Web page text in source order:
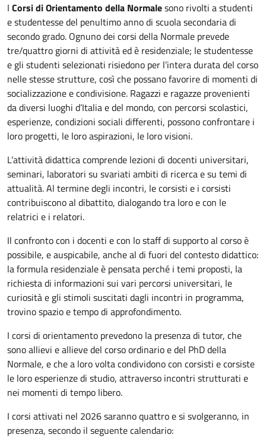
I Corsi di Orientamento della Normalesono rivolti a studenti
e studentesse del penultimo anno di scuola secondaria di
secondo grado. Ognuno dei corsi della Normale prevede
tre/quattro giorni di attività ed è residenziale; le studentesse
e gli studenti selezionati risiedono per l’intera durata del corso
nelle stesse strutture, così che possano favorire di momenti di
socializzazione e condivisione. Ragazzi e ragazze provenienti
da diversi luoghi d’Italia e del mondo, con percorsi scolastici,
esperienze, condizioni sociali differenti, possono confrontare i
loro progetti, le loro aspirazioni, le loro visioni.
L’attività didattica comprende lezioni di docenti universitari,
seminari, laboratori su svariati ambiti di ricerca e su temi di
attualità. Al termine degli incontri, le corsisti e i corsisti
contribuiscono al dibattito, dialogando tra loro e con le
relatrici e i relatori.
Il confronto con i docenti e con lo staff di supporto al corso è
possibile, e auspicabile, anche al di fuori del contesto didattico:
la formula residenziale è pensata perché i temi proposti, la
richiesta di informazioni sui vari percorsi universitari, le
curiosità e gli stimoli suscitati dagli incontri in programma,
trovino spazio e tempo di approfondimento.
I corsi di orientamento prevedono la presenza di tutor, che
sono allievi e allieve del corso ordinario e del PhD della
Normale, e che a loro volta condividono con corsisti e corsiste
le loro esperienze di studio, attraverso incontri strutturati e
nei momenti di tempo libero.
I corsi attivati nel 2026 saranno quattro e si svolgeranno, in
presenza, secondo il seguente calendario: